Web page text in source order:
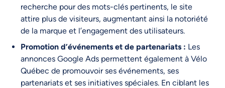
recherche pour des mots-clés pertinents, le site
attire plus de visiteurs, augmentant ainsi la notoriété
de la marque et l’engagement des utilisateurs.
Promotion d’événements et de partenariats : Les
annonces Google Ads permettent également à Vélo
Québec de promouvoir ses événements, ses
partenariats et ses initiatives spéciales. En ciblant les